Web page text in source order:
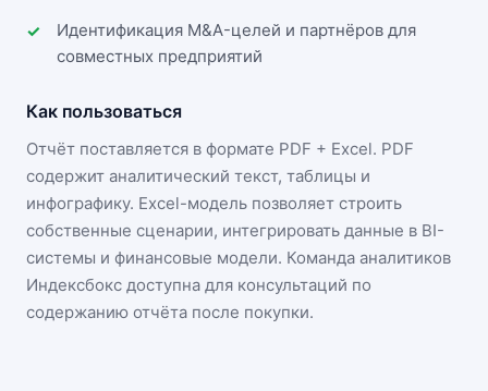
Идентификация M&A-целей и партнёров для
совместных предприятий
Как пользоваться
Отчёт поставляется в формате PDF + Excel. PDF
содержит аналитический текст, таблицы и
инфографику. Excel-модель позволяет строить
собственные сценарии, интегрировать данные в BI-
системы и финансовые модели. Команда аналитиков
Индексбокс доступна для консультаций по
содержанию отчёта после покупки.